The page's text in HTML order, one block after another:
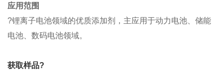
应用范围
?锂离子电池领域的优质添加剂，主应用于动力电池、储能
电池、数码电池领域。
获取样品?